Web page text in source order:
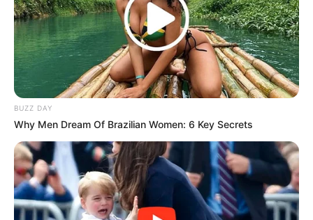
BUZZ DAY
Why Men Dream Of Brazilian Women: 6 Key Secrets